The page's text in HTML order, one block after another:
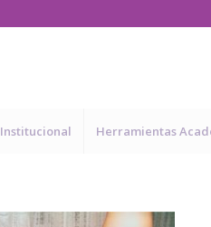
Institucional Herramientas